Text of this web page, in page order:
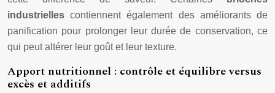
industriellescontiennent également des améliorants de
panification pour prolonger leur durée de conservation, ce
qui peut altérer leur goût et leur texture.
Apport nutritionnel : contrôle et équilibre versus
excès et additifs